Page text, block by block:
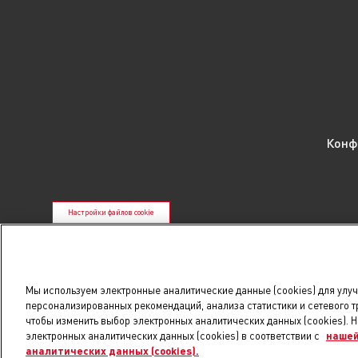
Настройки файлов cookie
**К ветеринарным диетам относятся все корма с
Указанные контакты ( +375 29 604 86 86,
Мы используем электронные аналитические данные (cookies) для
персонализированных рекомендаций, анализа статистики и сетевого
чтобы изменить выбор электронных аналитических данных (cookies).
электронных аналитических данных (cookies) в соответствии с
аналитических данных (cookies).